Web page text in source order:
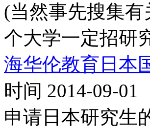
(当然事先搜集
个大学一定招研
海华伦教育日本
时间 2014-09-01
申请日本研究生